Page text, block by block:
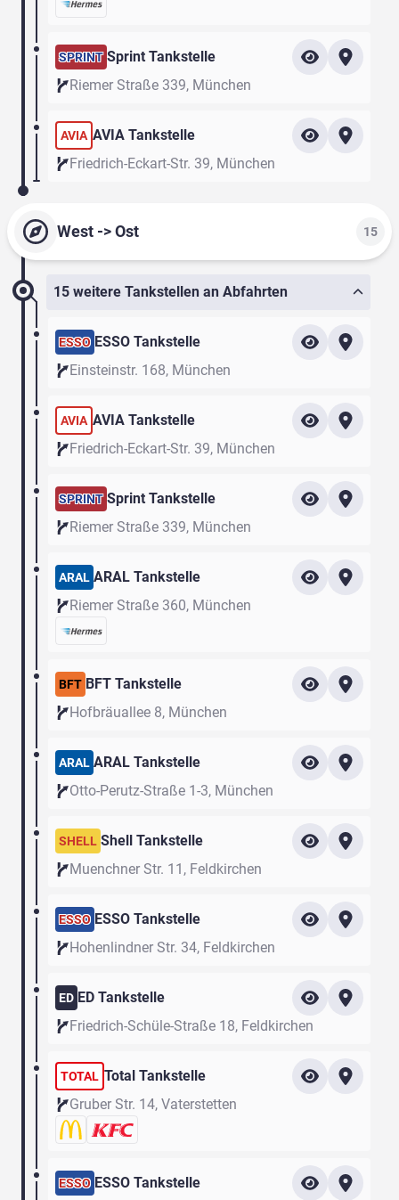
SPRINT Sprint Tankstelle
Riemer Straße 339, München
AVIA AVIA Tankstelle
Friedrich-Eckart-Str. 39, München
West -> Ost 15
15 weitere Tankstellen an Abfahrten
ESSO ESSO Tankstelle
Einsteinstr. 168, München
AVIA AVIA Tankstelle
Friedrich-Eckart-Str. 39, München
SPRINT Sprint Tankstelle
Riemer Straße 339, München
ARAL ARAL Tankstelle
Riemer Straße 360, München
BFT BFT Tankstelle
Hofbräuallee 8, München
ARAL ARAL Tankstelle
Otto-Perutz-Straße 1-3, München
SHELL Shell Tankstelle
Muenchner Str. 11, Feldkirchen
ESSO ESSO Tankstelle
Hohenlindner Str. 34, Feldkirchen
ED ED Tankstelle
Friedrich-Schüle-Straße 18, Feldkirchen
TOTAL Total Tankstelle
Gruber Str. 14, Vaterstetten
ESSO ESSO Tankstelle